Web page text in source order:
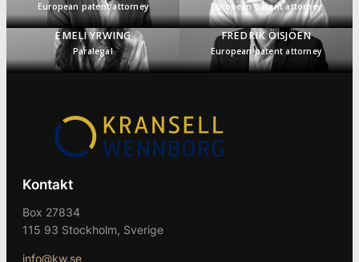
European patent attorney European patent attorney
EMELI YRWING
Paralegal
FREDRIK ÖISJÖEN
European patent attorney
Kontakt
Box 27834
115 93 Stockholm, Sverige
info@kw.se